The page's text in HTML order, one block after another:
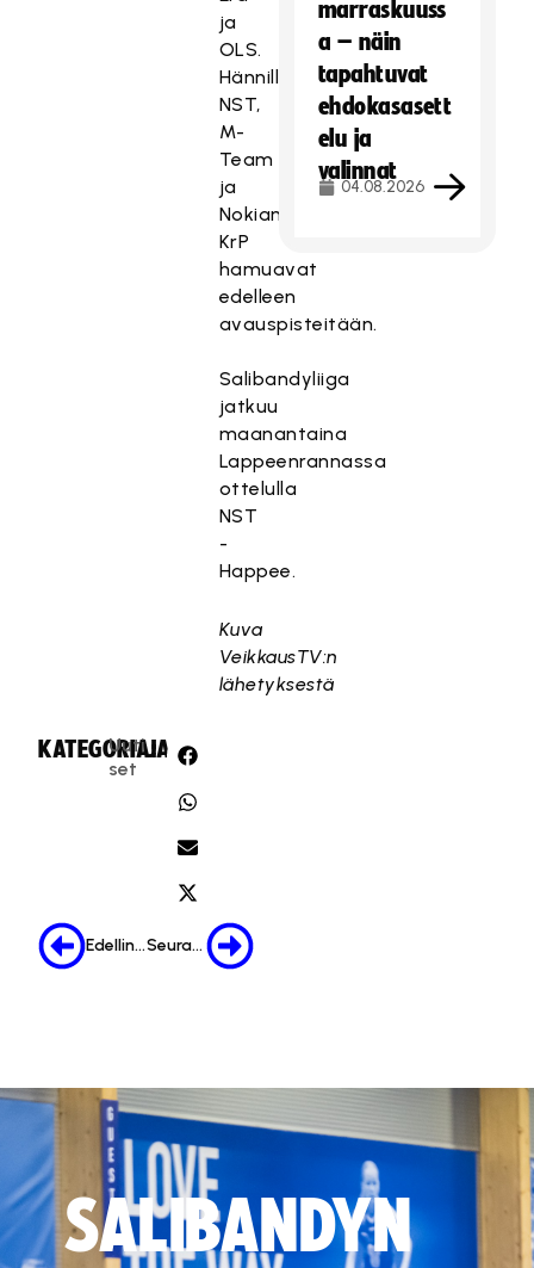
ja
OLS.
Hännillä
NST,
M-
Team
ja
Nokian
KrP
hamuavat
edelleen
avauspisteitään.
Salibandyliiga
jatkuu
maanantaina
Lappeenrannassa
ottelulla
NST
-
Happee.
Kuva
VeikkausTV:n
lähetyksestä
KATEGORIA:
Uuti
set
JAA:
Edellinen Seuraava
marraskuuss
a – näin
tapahtuvat
ehdokasasett
elu ja
valinnat
04.08.2026
SALIBANDYN